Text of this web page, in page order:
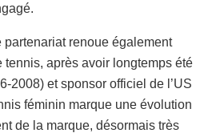
partenariat renoue également
après avoir longtemps été
2008) et sponsor officiel de l’US
féminin marque une évolution
de la marque, désormais très